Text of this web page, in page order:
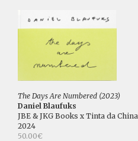
The Days Are Numbered (2023)
Daniel Blaufuks
JBE & JKG Books x Tinta da China
2024
50.00€